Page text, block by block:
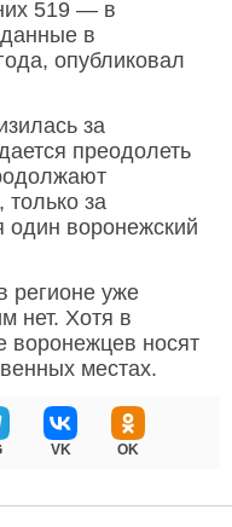
519 — в
в
опубликовал
за
преодолеть
за
один воронежский
регионе уже
нет. Хотя в
воронежцев носят
местах.
VK OK